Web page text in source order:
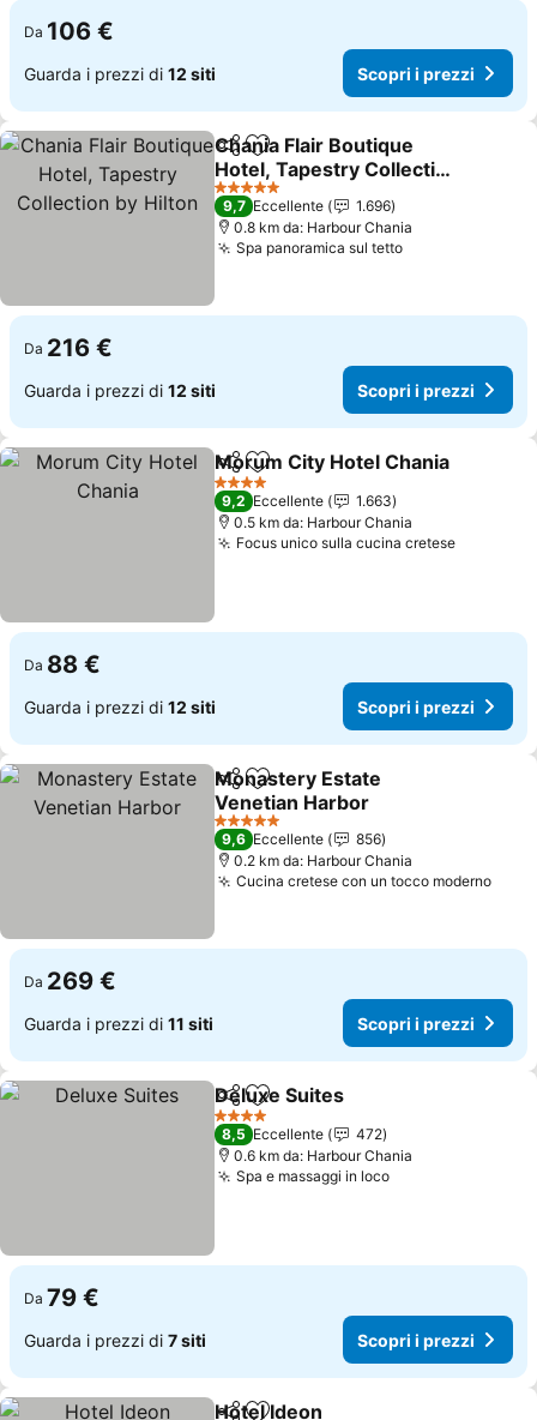
Da 106 €
Guarda i prezzi di 12 siti Scopri i prezzi
CondividiAggiungi ai preferiti
Chania Flair Boutique
Hotel, Tapestry Collection
by Hilton
Scopri i prezzi
5 Stelle
9,7 Eccellente
1.696
0.8 km da: Harbour Chania
Spa panoramica sul tettoScopri i prezzi
Da 216 €
Guarda i prezzi di 12 siti Scopri i prezzi
CondividiAggiungi ai preferiti
Morum City Hotel Chania
4 Stelle
9,2 Eccellente
1.663
0.5 km da: Harbour Chania
Focus unico sulla cucina creteseScopri i
Da 88 €
Guarda i prezzi di 12 siti Scopri i prezzi
CondividiAggiungi ai preferiti
Monastery Estate
Venetian Harbor
Scopri i prezzi
5 Stelle
9,6 Eccellente
856
0.2 km da: Harbour Chania
Cucina cretese con un tocco moderno
Da 269 €
Guarda i prezzi di 11 siti Scopri i prezzi
CondividiAggiungi ai preferiti
Deluxe Suites
4 Stelle
8,5 Eccellente
472
0.6 km da: Harbour Chania
Spa e massaggi in locoScopri i prezzi
Da 79 €
Guarda i prezzi di 7 siti Scopri i prezzi
Hotel Ideon